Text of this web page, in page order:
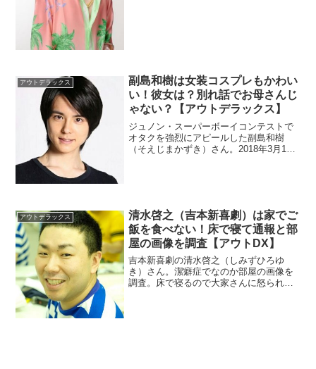
アウトデラックス
副島和樹は女装コスプレもかわい
い！彼女は？別れ話でお母さんじ
ゃない？【アウトデラックス】
ジュノン・スーパーボーイコンテストで
オタクを強烈にアピールした副島和樹
（そえじまかずき）さん。2018年3月15
アウトデラックス
清水啓之（吉本新喜劇）は家でご
飯を食べない！床で寝て通報と部
屋の画像を調査【アウトDX】
吉本新喜劇の清水啓之（しみずひろゆ
き）さん。潔癖症でなのか部屋の画像を
調査。床で寝るので大家さんに怒られた